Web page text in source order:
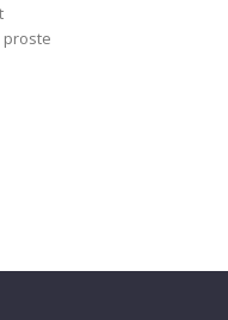
proste